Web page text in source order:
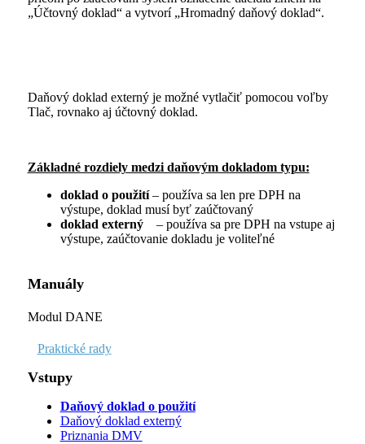
„Účtovný doklad“ a vytvorí „Hromadný daňový doklad“.
Daňový doklad externý je možné vytlačiť pomocou voľby
Tlač, rovnako aj účtovný doklad.
Základné rozdiely medzi daňovým dokladom typu:
doklad o použití– používa sa len pre DPH na
výstupe, doklad musí byť zaúčtovaný
doklad externý– používa sa pre DPH na vstupe aj
výstupe, zaúčtovanie dokladu je voliteľné
Manuály
Modul DANE
Praktické rady
Vstupy
Daňový doklad o použití
Daňový doklad externý
Priznania DMV